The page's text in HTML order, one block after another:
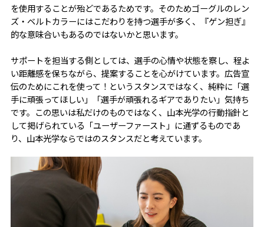
を使用することが殆どであるためです。そのためゴーグルのレン
ズ・ベルトカラーにはこだわりを持つ選手が多く、『ゲン担ぎ』
的な意味合いもあるのではないかと思います。
サポートを担当する側としては、選手の心情や状態を察し、程よ
い距離感を保ちながら、提案することを心がけています。広告宣
伝のためにこれを使って！というスタンスではなく、純粋に「選
手に頑張ってほしい」「選手が頑張れるギアでありたい」気持ち
です。この思いは私だけのものではなく、山本光学の行動指針と
して掲げられている「ユーザーファースト」に通ずるものであ
り、山本光学ならではのスタンスだと考えています。